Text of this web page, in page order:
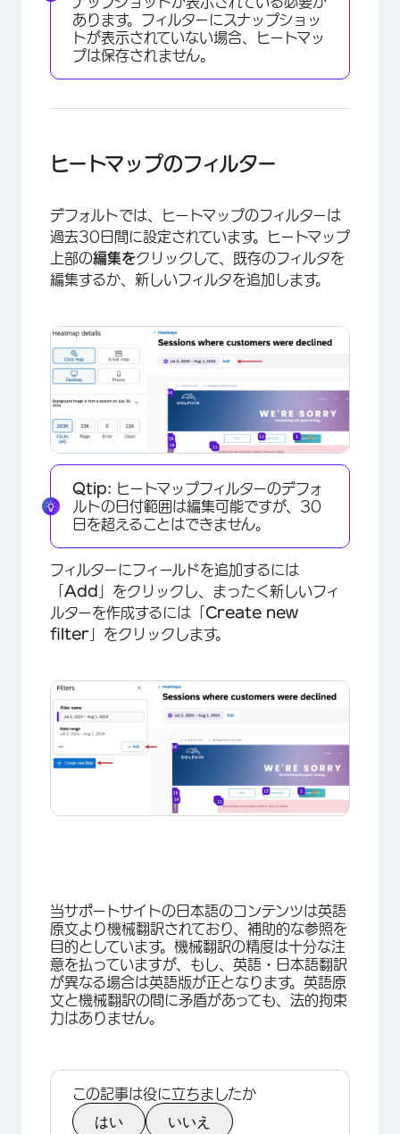
×
あります。フィルターにスナップショッ
トが表示されていない場合、ヒートマッ
プは保存されません。
ヒートマップのフィルター
デフォルトでは、ヒートマップのフィルターは
過去30日間に設定されています。ヒートマップ
上部の編集をクリックして、既存のフィルタを
編集するか、新しいフィルタを追加します。
Qtip: ヒートマップフィルターのデフォ
ルトの日付範囲は編集可能ですが、30
日を超えることはできません。
フィルターにフィールドを追加するには
Add
」をクリックし、まったく新しいフィ
ルターを作成するには「 Create new
filter 」をクリックします。
当サポートサイトの日本語のコンテンツは英語
原文より機械翻訳されており、補助的な参照を
目的としています。機械翻訳の精度は十分な注
意を払っていますが、もし、英語・日本語翻訳
が異なる場合は英語版が正となります。英語原
文と機械翻訳の間に矛盾があっても、法的拘束
力はありません。
この記事は役に立ちましたか
はい いいえ